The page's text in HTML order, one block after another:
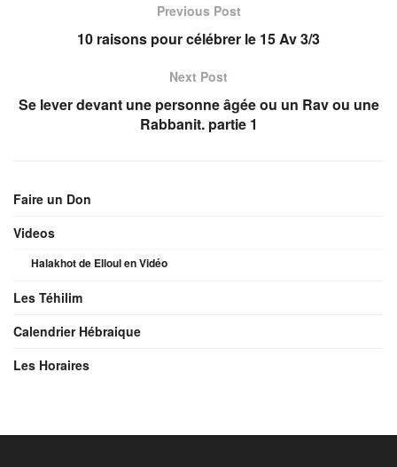
Previous Post
10 raisons pour célébrer le 15 Av 3/3
Next Post
Se lever devant une personne âgée ou un Rav ou une
Rabbanit. partie 1
Faire un Don
Videos
Halakhot de Elloul en Vidéo
Les Téhilim
Calendrier Hébraique
Les Horaires